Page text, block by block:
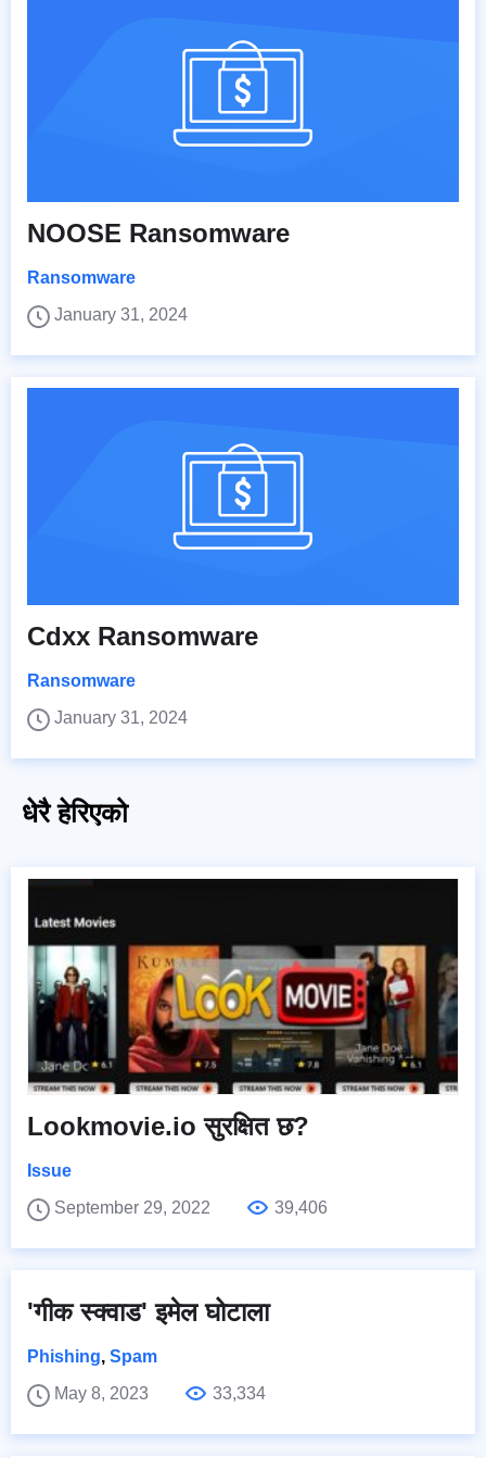
NOOSE Ransomware
Ransomware
January 31, 2024
Cdxx Ransomware
Ransomware
January 31, 2024
धेरै हेरिएको
Lookmovie.io सुरक्षित छ?
Issue
September 29, 2022
39,406
'गीक स्क्वाड' इमेल घोटाला
Phishing, Spam
May 8, 2023
33,334